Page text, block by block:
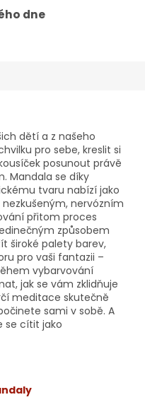
dne
dětí a z našeho
pro sebe, kreslit si
posunout právě
Mandala se díky
tvaru nabízí jako
nervózním
přitom proces
způsobem
široké palety barev,
pro vaši fantazii –
vybarvování
jak se vám zklidňuje
meditace skutečně
sami v sobě. A
se cítit jako